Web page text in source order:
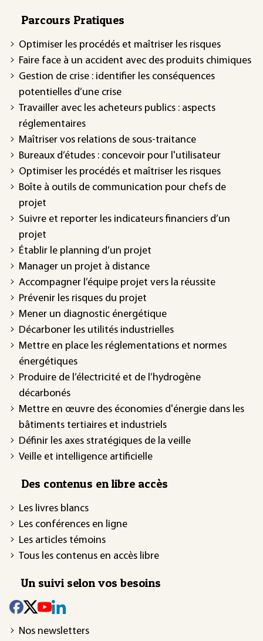
Parcours Pratiques
Optimiser les procédés et maîtriser les risques
Faire face à un accident avec des produits chimiques
Gestion de crise : identifier les conséquences
potentielles d’une crise
Travailler avec les acheteurs publics : aspects
réglementaires
Maîtriser vos relations de sous-traitance
Bureaux d’études : concevoir pour l'utilisateur
Optimiser les procédés et maîtriser les risques
Boîte à outils de communication pour chefs de
projet
Suivre et reporter les indicateurs financiers d’un
projet
Établir le planning d’un projet
Manager un projet à distance
Accompagner l’équipe projet vers la réussite
Prévenir les risques du projet
Mener un diagnostic énergétique
Décarboner les utilités industrielles
Mettre en place les réglementations et normes
énergétiques
Produire de l’électricité et de l’hydrogène
décarbonés
Mettre en œuvre des économies d'énergie dans les
bâtiments tertiaires et industriels
Définir les axes stratégiques de la veille
Veille et intelligence artificielle
Des contenus en libre accès
Les livres blancs
Les conférences en ligne
Les articles témoins
Tous les contenus en accès libre
Un suivi selon vos besoins
Nos newsletters